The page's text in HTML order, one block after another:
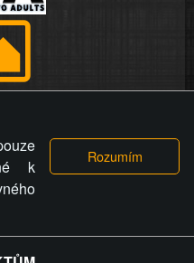
toto opatření provozovatele
fotografii nebo video na
fotografie, videa nebo
okolnost uplatnit vůči
na náhradu škody nebo
újmy.
k